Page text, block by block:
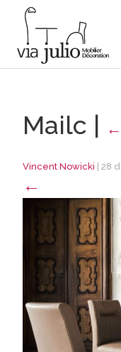
Mailc | ←
Vincent Nowicki 28
←